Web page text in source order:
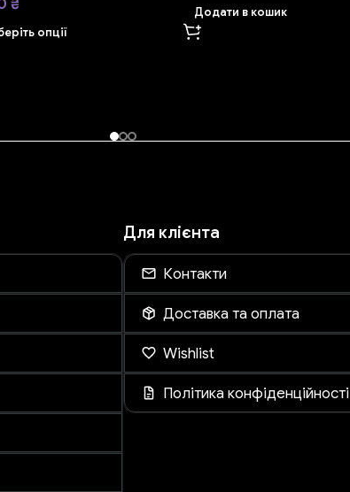
опції
Додати в кошик
Для клієнта
Контакти
Доставка та оплата
Wishlist
Політика конфіденційності